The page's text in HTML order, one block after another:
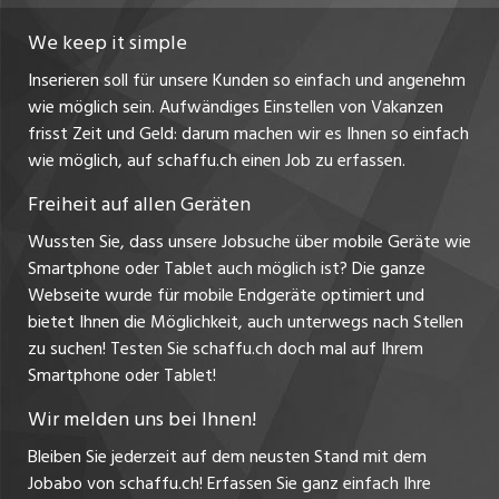
jobbasel.ch
jobbern.ch
jobmittelland.ch
ajourjob.ch
ostjob.ch
We keep it simple
Inserieren soll für unsere Kunden so einfach und angenehm
wie möglich sein. Aufwändiges Einstellen von Vakanzen
frisst Zeit und Geld: darum machen wir es Ihnen so einfach
wie möglich, auf schaffu.ch einen Job zu erfassen.
Freiheit auf allen Geräten
Wussten Sie, dass unsere Jobsuche über mobile Geräte wie
Smartphone oder Tablet auch möglich ist? Die ganze
Webseite wurde für mobile Endgeräte optimiert und
bietet Ihnen die Möglichkeit, auch unterwegs nach Stellen
zu suchen! Testen Sie schaffu.ch doch mal auf Ihrem
Smartphone oder Tablet!
Wir melden uns bei Ihnen!
Bleiben Sie jederzeit auf dem neusten Stand mit dem
Jobabo von schaffu.ch! Erfassen Sie ganz einfach Ihre